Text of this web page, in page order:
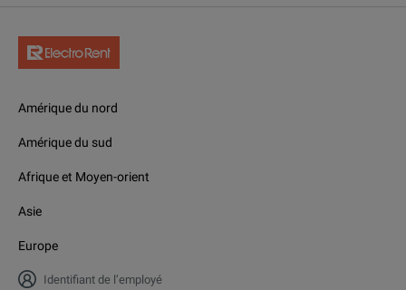
Amérique du nord
Amérique du sud
Afrique et Moyen-orient
Asie
Europe
Identifiant de l’employé